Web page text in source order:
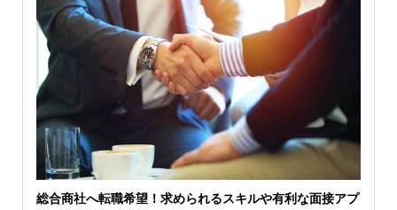
総合商社へ転職希望！求められるスキルや有利な面接アプ